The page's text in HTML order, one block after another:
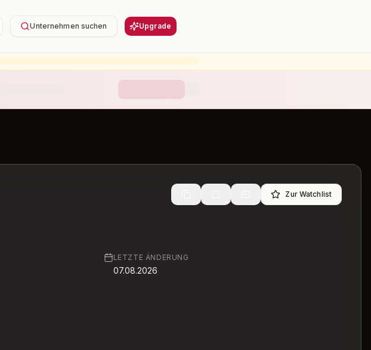
Unternehmen suchen Upgrade
Zur Watchlist
LETZTE ÄNDERUNG
07.08.2026